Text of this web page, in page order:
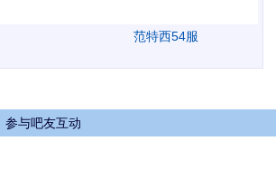
范特西54服
参与吧友互动